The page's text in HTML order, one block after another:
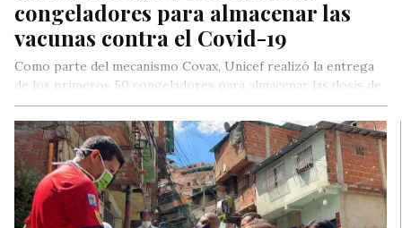
congeladores para almacenar las
vacunas contra el Covid-19
Como parte del mecanismo Covax, Unicef realizó la entrega
de los primeros 50 congeladores para almacenar las dosis de
vacunas contra el coronavirus a una temperatura optima.